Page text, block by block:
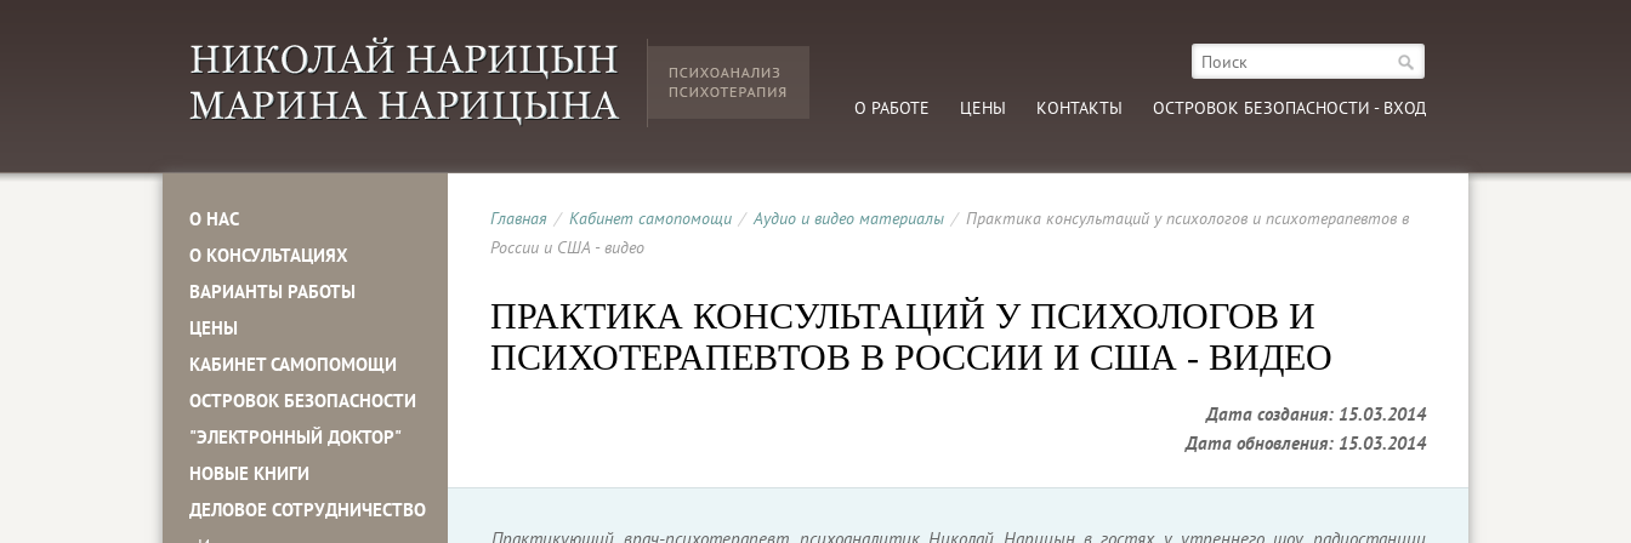
О РАБОТЕ ЦЕНЫ КОНТАКТЫ ОСТРОВОК БЕЗОПАСНОСТИ - ВХОД
О НАС
О КОНСУЛЬТАЦИЯХ
ВАРИАНТЫ РАБОТЫ
ЦЕНЫ
КАБИНЕТ САМОПОМОЩИ
ОСТРОВОК БЕЗОПАСНОСТИ
"ЭЛЕКТРОННЫЙ ДОКТОР"
НОВЫЕ КНИГИ
ДЕЛОВОЕ СОТРУДНИЧЕСТВО
Главная / Кабинет самопомощи / Аудио и видео материалы / Практика консультаций у психологов и психотерапевтов в
России и США - видео
ПРАКТИКА КОНСУЛЬТАЦИЙ У ПСИХОЛОГОВ И
ПСИХОТЕРАПЕВТОВ В РОССИИ И США - ВИДЕО
Дата создания: 15.03.2014
Дата обновления: 15.03.2014